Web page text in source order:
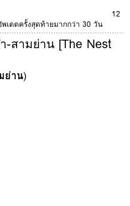
12
พเดตครั้งสุดท้ายมากกว่า 30 วัน
-สามย่าน [The Nest
ย่าน)